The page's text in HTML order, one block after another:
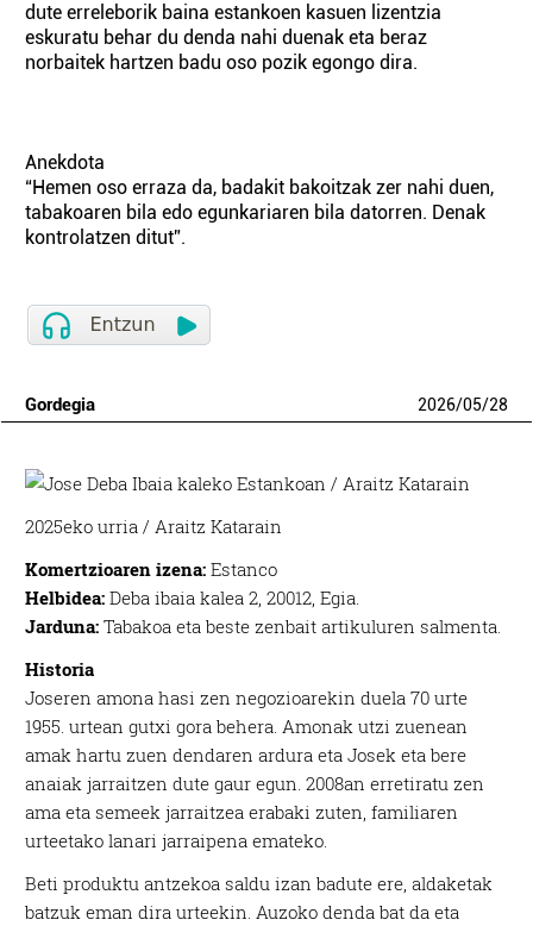
dute erreleborik baina estankoen kasuen lizentzia
eskuratu behar du denda nahi duenak eta beraz
norbaitek hartzen badu oso pozik egongo dira.
Anekdota
“Hemen oso erraza da, badakit bakoitzak zer nahi duen,
tabakoaren bila edo egunkariaren bila datorren. Denak
kontrolatzen ditut”.
Gordegia 2026/05/28
2025eko urria / Araitz Katarain
Komertzioaren izena: Estanco
Helbidea: Deba ibaia kalea 2, 20012, Egia.
Jarduna:Tabakoa eta beste zenbait artikuluren salmenta.
Historia
Joseren amona hasi zen negozioarekin duela 70 urte
1955. urtean gutxi gora behera. Amonak utzi zuenean
amak hartu zuen dendaren ardura eta Josek eta bere
anaiak jarraitzen dute gaur egun. 2008an erretiratu zen
ama eta semeek jarraitzea erabaki zuten, familiaren
urteetako lanari jarraipena emateko.
Beti produktu antzekoa saldu izan badute ere, aldaketak
batzuk eman dira urteekin. Auzoko denda bat da eta